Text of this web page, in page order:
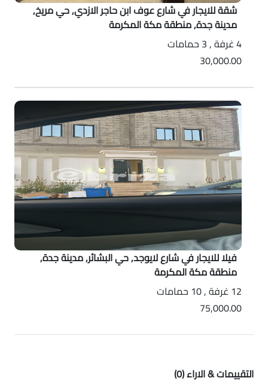
شقة للايجار في شارع عوف ابن حاجر الازدي, حي مريخ,
مدينة جدة, منطقة مكة المكرمة
4 غرفة , 3 حمامات
30,000.00
فيلا للايجار في شارع لايوجد, حي البشائر, مدينة جدة,
منطقة مكة المكرمة
12 غرفة , 10 حمامات
75,000.00
التقييمات & الاراء(0)